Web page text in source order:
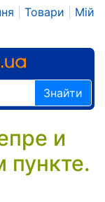
Товари
Мій
Знайти
и